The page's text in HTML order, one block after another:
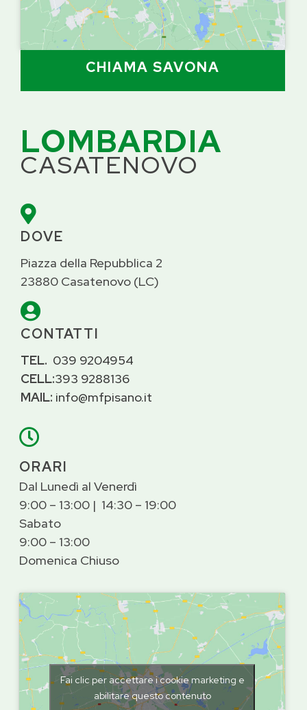
CHIAMA SAVONA
LOMBARDIA
CASATENOVO

DOVE
Piazza della Repubblica 2
23880 Casatenovo (LC)

CONTATTI
TEL. 039 9204954
CELL:393 9288136
MAIL: info@mfpisano.it

ORARI
Dal Lunedì al Venerdì
9:00 – 13:00 | 14:30 – 19:00
Sabato
9:00 – 13:00
Domenica Chiuso
Fai clic per accettare i cookie marketing e
abilitare questo contenuto